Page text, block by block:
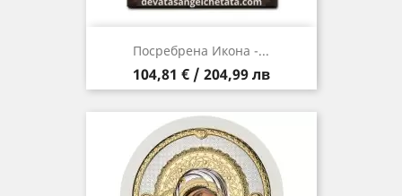
Посребрена Икона -...
Цена
104,81 € / 204,99 лв